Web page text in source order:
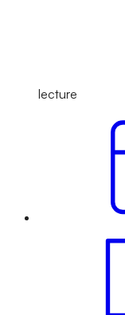
lecture